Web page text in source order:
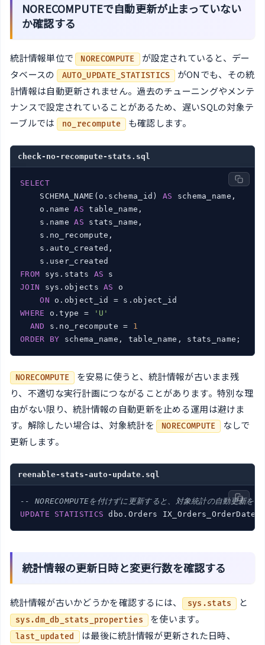
NORECOMPUTEで自動更新が止まっていない
か確認する
統計情報単位で NORECOMPUTE
が設定されていると、デー
タベースの
AUTO_UPDATE_STATISTICS
がONでも、その統
計情報は自動更新されません。過去のチューニングやメンテ
ナンスで設定されていることがあるため、遅いSQLの対象テ
ーブルでは
no_recompute も確認します。
check-no-recompute-stats.sql
SELECT
    SCHEMA_NAME(o.schema_id)
AS schema_name,
    o.name
AS table_name,
    s.name
AS stats_name,
    s.no_recompute,
    s.auto_created,
FROM sys.stats AS
JOIN sys.objects AS
o
ON
WHERE o.type =
'U'
AND
s.no_recompute = 1
ORDER
BY
NORECOMPUTE
を安易に使うと、統計情報が古いまま残
り、不適切な実行計画につながることがあります。特別な理
由がない限り、統計情報の自動更新を止める運用は避けま
す。解除したい場合は、対象統計を
NORECOMPUTE
なしで
更新します。
reenable-stats-auto-update.sql
-- NORECOMPUTEを付けずに更新すると、対象統計の自動更新を再
UPDATE
STATISTICS
統計情報の更新日時と変更行数を確認する
統計情報が古いかどうかを確認するには、 sys.stats と
sys.dm_db_stats_properties を使います。
last_updated は最後に統計情報が更新された日時、